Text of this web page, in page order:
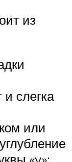
из
слегка
или